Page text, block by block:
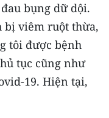
bụng dữ dội.
bị viêm ruột thừa,
tôi được bệnh
tục cũng như
19. Hiện tại,